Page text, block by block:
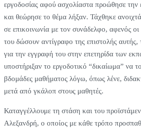
εργοδοσίας αφού ασχολίαστα προώθησε
και θεώρησε το θέμα λήξαν. Τάχθηκε
σε επικοινωνία με τον συνάδελφο, αφενός
του δώσουν αντίγραφο της επιστολής αυτής,
για την εγγραφή του στην επετηρίδα των
υποστήριξαν το εργοδοτικό “δικαίωμα” να
βδομάδες μαθήματος λόγω, όπως λένε,
μετά από γκάλοπ στους μαθητές.
Καταγγέλλουμε τη στάση και του
Αλεξανδρή, ο οποίος με κάθε τρόπο